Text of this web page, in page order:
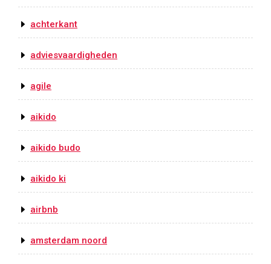
achterkant
adviesvaardigheden
agile
aikido
aikido budo
aikido ki
airbnb
amsterdam noord